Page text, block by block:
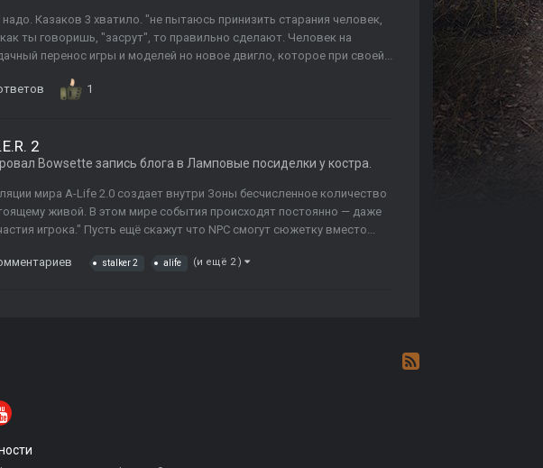
надо. Казаков 3 хватило. "не пытаюсь принизить старания человек,
ты говоришь, "засрут", то правильно сделают. Человек на
перенос игры и моделей но новое двигло, которое при своей...
1
2
Bowsette запись блога в Ламповые посиделки у костра.
мира A-Life 2.0 создает внутри Зоны бесчисленное количество
живой. В этом мире события происходят постоянно — даже
игрока." Пусть ещё скажут что NPC смогут сюжетку вместо...
stalker 2 alife (и ещё 2 )